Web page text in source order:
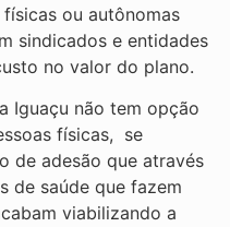
ou autônomas
sindicados e entidades
no valor do plano.
Iguaçu não tem opção
físicas, se
de adesão que através
de saúde que fazem
viabilizando a